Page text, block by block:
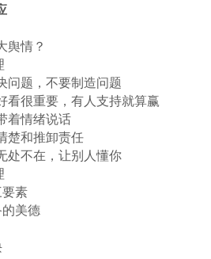
舆情？
问题，不要制造问题
看很重要，有人支持就算赢
着情绪说话
楚和推卸责任
处不在，让别人懂你
素
美德